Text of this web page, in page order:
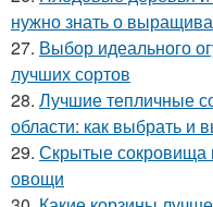
нужно знать о
27. Выбор идеального
лучших сортов
28. Лучшие тепличные
области: как выбрать и
29. Скрытые сокровища
овощи